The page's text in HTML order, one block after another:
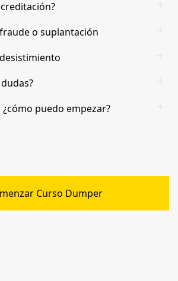
o suplantación
puedo empezar?
Curso Dumper